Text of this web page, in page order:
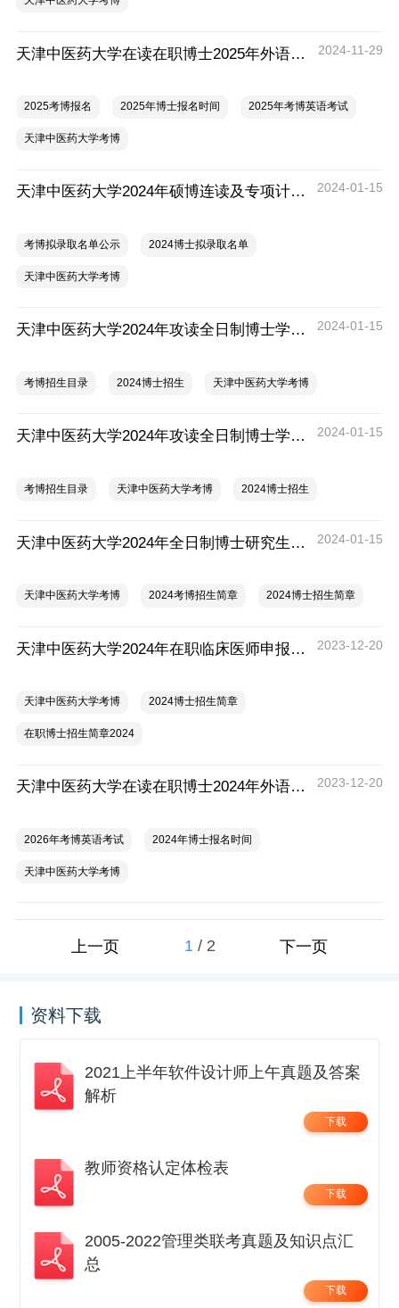
天津中医药大学在读在职博士2025年外语考试报名通知 2024-11-29
2025考博报名 2025年博士报名时间 2025年考博英语考试
天津中医药大学考博
天津中医药大学2024年硕博连读及专项计划拟录取名单公示 2024-01-15
考博拟录取名单公示 2024博士拟录取名单
天津中医药大学考博
天津中医药大学2024年攻读全日制博士学位（专业型）研究生招生目录 2024-01-15
考博招生目录 2024博士招生 天津中医药大学考博
天津中医药大学2024年攻读全日制博士学位（学术型）研究生招生目录 2024-01-15
考博招生目录 天津中医药大学考博 2024博士招生
天津中医药大学2024年全日制博士研究生招生简章 2024-01-15
天津中医药大学考博 2024考博招生简章 2024博士招生简章
天津中医药大学2024年在职临床医师申报中医博士专业学位招生简章 2023-12-20
天津中医药大学考博 2024博士招生简章
在职博士招生简章2024
天津中医药大学在读在职博士2024年外语考试报名通知 2023-12-20
2026年考博英语考试 2024年博士报名时间
天津中医药大学考博
上一页 1 / 2 下一页
资料下载
2021上半年软件设计师上午真题及答案
解析
下载
教师资格认定体检表
下载
2005-2022管理类联考真题及知识点汇
总
下载